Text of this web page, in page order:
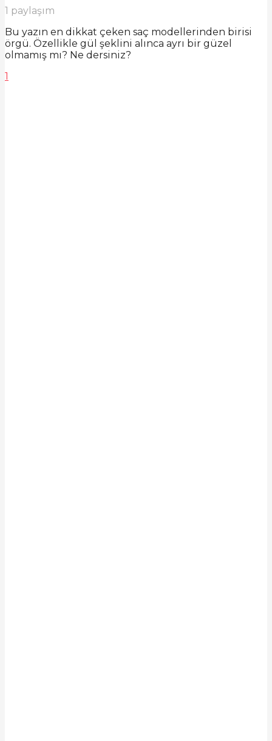
1 paylaşım
Bu yazın en dikkat çeken saç modellerinden birisi
örgü. Özellikle gül şeklini alınca ayrı bir güzel
olmamış mı? Ne dersiniz?
1